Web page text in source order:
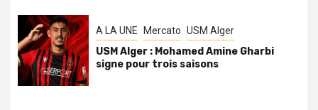
A LA UNE Mercato USM Alger
USM Alger : Mohamed Amine Gharbi
signe pour trois saisons